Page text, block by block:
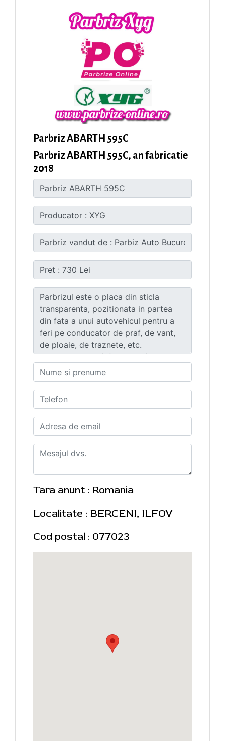
Parbriz ABARTH 595C
Parbriz ABARTH 595C, an fabricatie
2018
Tara anunt : Romania
Localitate : BERCENI, ILFOV
Cod postal : 077023